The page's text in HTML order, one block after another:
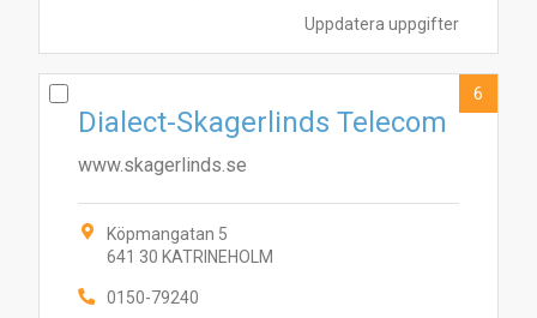
Uppdatera uppgifter
Dialect-Skagerlinds Telecom
www.skagerlinds.se
Köpmangatan 5
641 30 KATRINEHOLM
0150-79240
6